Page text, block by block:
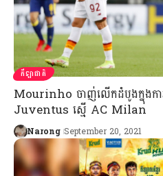
កីឡាជាតិ
Mourinho ចាញ់លើកដំបូងក្នុងក
Juventus ស្មើ AC Milan
Narong September 20, 2021